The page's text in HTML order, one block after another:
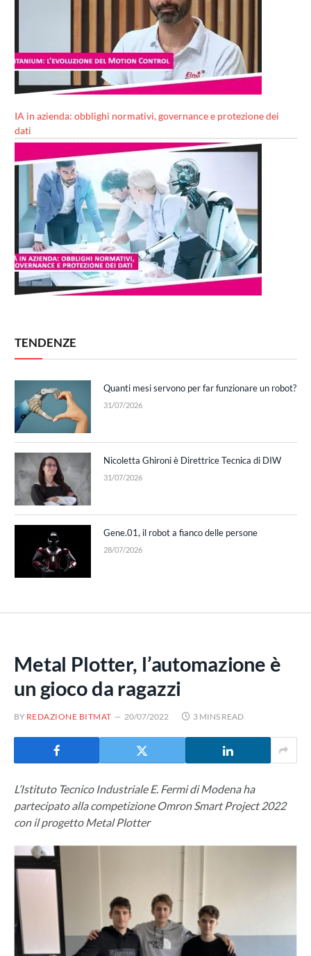
IA in azienda: obblighi normativi, governance e protezione dei
dati
TENDENZE
Quanti mesi servono per far funzionare un robot?
31/07/2026
Nicoletta Ghironi è Direttrice Tecnica di DIW
31/07/2026
Gene.01, il robot a fianco delle persone
28/07/2026
Metal Plotter, l’automazione è
un gioco da ragazzi
BY REDAZIONE BITMAT 20/07/2022 3 MINS READ
L’Istituto Tecnico Industriale E. Fermi di Modena ha
partecipato alla competizione Omron Smart Project 2022
con il progetto Metal Plotter